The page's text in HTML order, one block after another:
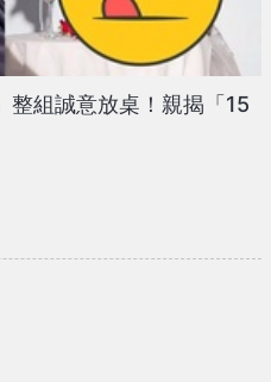
組誠意放桌！親揭「15